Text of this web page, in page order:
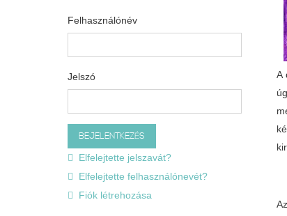
A
Felhasználónév
Jelszó
Elfelejtette jelszavát?
Elfelejtette felhasználónevét?
Fiók létrehozása